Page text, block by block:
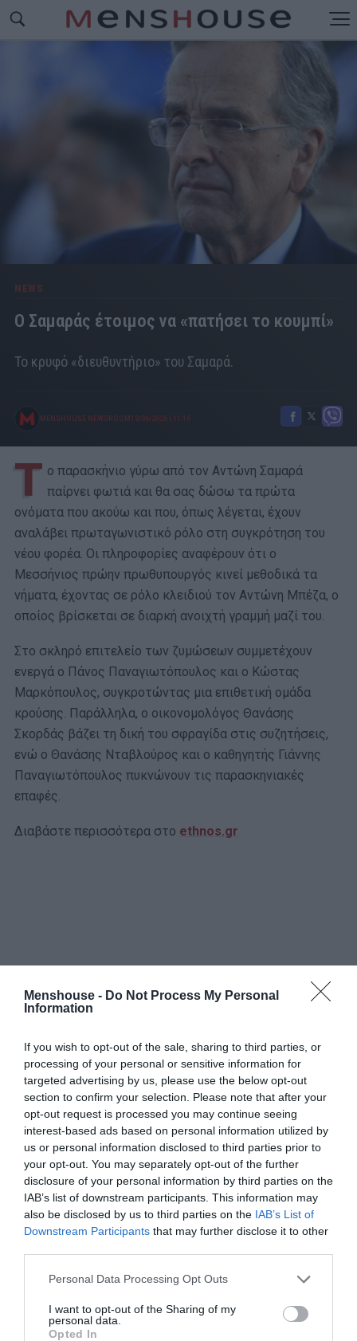
Menshouse - Do Not Process My Personal
Information
If you wish to opt-out of the sale, sharing to third parties, or
processing of your personal or sensitive information for
targeted advertising by us, please use the below opt-out
section to confirm your selection. Please note that after your
opt-out request is processed you may continue seeing
interest-based ads based on personal information utilized by
us or personal information disclosed to third parties prior to
your opt-out. You may separately opt-out of the further
disclosure of your personal information by third parties on the
IAB’s list of downstream participants. This information may
also be disclosed by us to third parties on the IAB’s List of
Downstream Participants that may further disclose it to other
Personal Data Processing Opt Outs
I want to opt-out of the Sharing of my
personal data.
Opted In
NEWS
Ο Σαμαράς έτοιμος να «πατήσει το κουμπί»
Το κρυφό «διευθυντήριο» του Σαμαρά.
MENSHOUSE NEWSROOM 19/06/2026 11:16
Τ ο παρασκήνιο γύρω από τον Αντώνη Σαμαρά
παίρνει φωτιά και θα σας δώσω τα πρώτα
ονόματα που ακούω και που, όπως λέγεται, έχουν
αναλάβει πρωταγωνιστικό ρόλο στη συγκρότηση του
νέου φορέα. Οι πληροφορίες αναφέρουν ότι ο
Μεσσήνιος πρώην πρωθυπουργός κινεί μεθοδικά τα
νήματα, έχοντας σε ρόλο κλειδιού τον Αντώνη Μπέζα, ο
οποίος βρίσκεται σε διαρκή ανοιχτή γραμμή μαζί του.
Στο σκληρό επιτελείο των ζυμώσεων συμμετέχουν
ενεργά ο Πάνος Παναγιωτόπουλος και ο Κώστας
Μαρκόπουλος, συγκροτώντας μια επιθετική ομάδα
κρούσης. Παράλληλα, ο οικονομολόγος Θανάσης
Σκορδάς βάζει τη δική του σφραγίδα στις συζητήσεις,
ενώ ο Θανάσης Νταβλούρος και ο καθηγητής Γιάννης
Παναγιωτόπουλος πυκνώνουν τις παρασκηνιακές
επαφές.
Διαβάστε περισσότερα στο ethnos.gr
ΔΗΜΟΦΙΛΕΣΤΕΡΑ ΗΜΕΡΑΣ
1 ΠΑΙΧΝΙΔΙΑ
Επιπέδου Γυμνασίου:10 απλές ερωτήσεις που δείχνουν
ότι δεν έμαθες σωστά την ελληνική ιστορία
2 ΜΠΑΛΑ
Η αλήθεια για τον Ετιέν Καμαρά
ΠΑΙΧΝΙΔΙΑ
αυτό το κουίζ γεωγραφίας... είσαι Έλληνας!